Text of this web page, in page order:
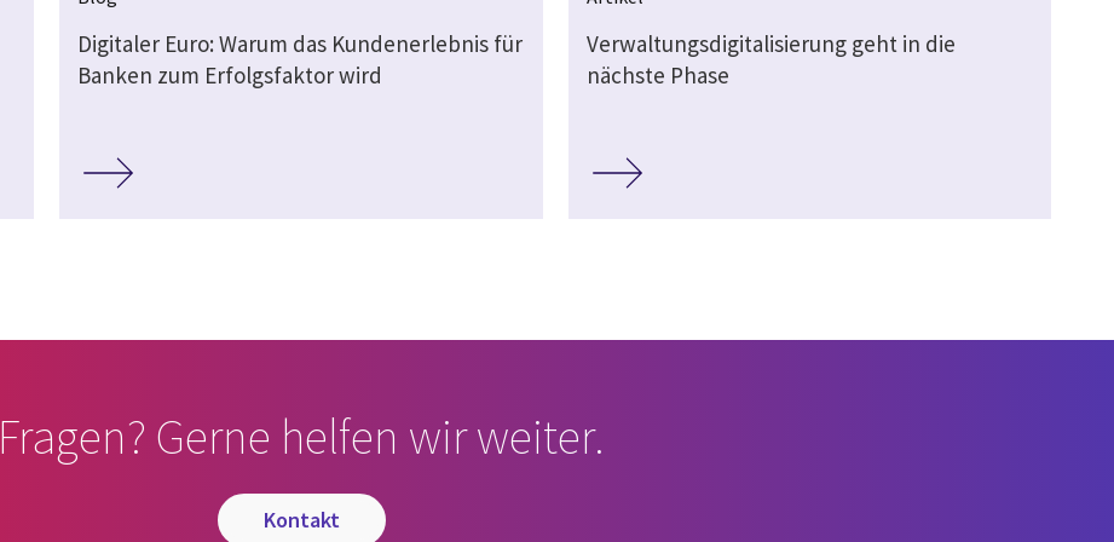
Digitaler Euro: Warum das Kundenerlebnis für
Banken zum Erfolgsfaktor wird
Verwaltungsdigitalisierung geht in die
nächste Phase
Fragen? Gerne helfen wir weiter.
kontakt